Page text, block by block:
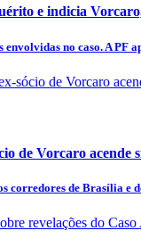
e indicia
no caso. A PF
de Vorcaro acende
corredores de Brasília e